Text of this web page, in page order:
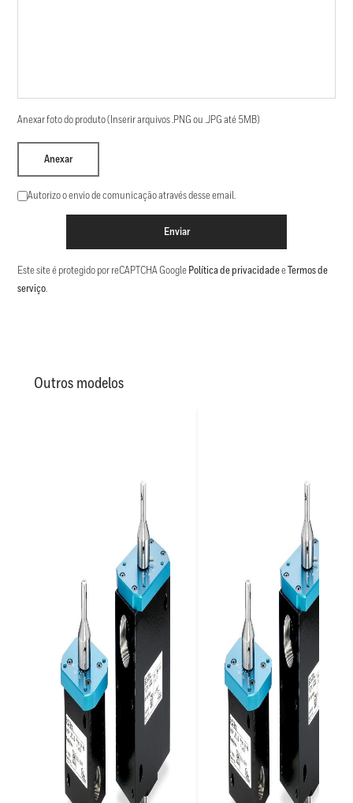
Anexar foto do produto (Inserir arquivos .PNG ou .JPG até 5MB)
Anexar
Autorizo o envio de comunicação através desse email.
Enviar
Este site é protegido por reCAPTCHA Google Política de privacidadee Termos de
serviço.
Outros modelos